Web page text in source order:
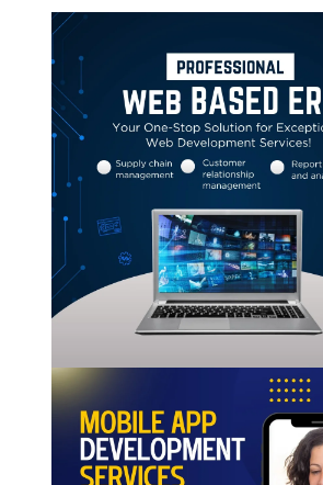
Linkedin Email